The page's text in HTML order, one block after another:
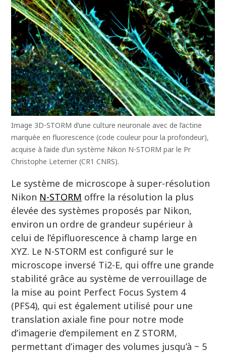
Image 3D-STORM d’une culture neuronale avec de l’actine
marquée en fluorescence (code couleur pour la profondeur),
acquise à l’aide d’un système Nikon N-STORM par le Pr
Christophe Leterrier (CR1 CNRS).
Le système de microscope à super-résolution
Nikon N-STORM offre la résolution la plus
élevée des systèmes proposés par Nikon,
environ un ordre de grandeur supérieur à
celui de l’épifluorescence à champ large en
XYZ. Le N-STORM est configuré sur le
microscope inversé Ti2-E, qui offre une grande
stabilité grâce au système de verrouillage de
la mise au point Perfect Focus System 4
(PFS4), qui est également utilisé pour une
translation axiale fine pour notre mode
d’imagerie d’empilement en Z STORM,
permettant d’imager des volumes jusqu’à ~ 5